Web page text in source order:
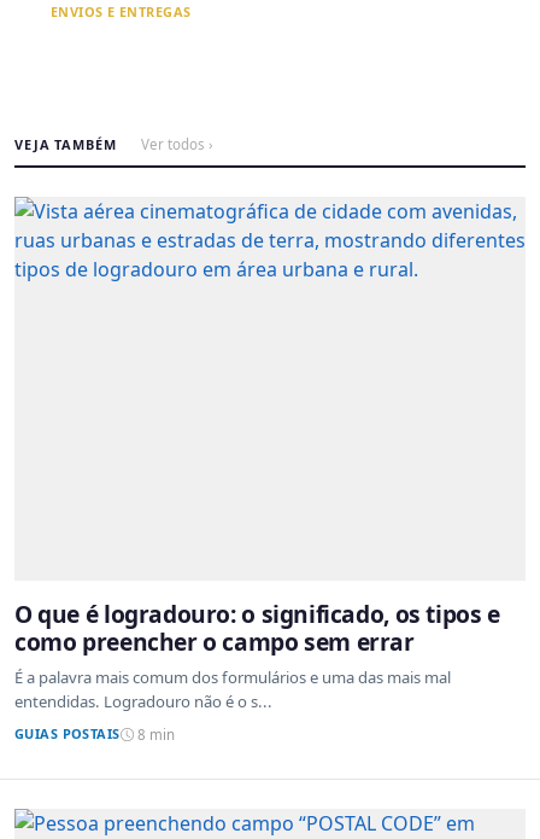
ENVIOS E ENTREGAS
VEJA TAMBÉM Ver todos ›
O que é logradouro: o significado, os tipos e
como preencher o campo sem errar
É a palavra mais comum dos formulários e uma das mais mal
entendidas. Logradouro não é o s...
GUIAS POSTAIS 8 min